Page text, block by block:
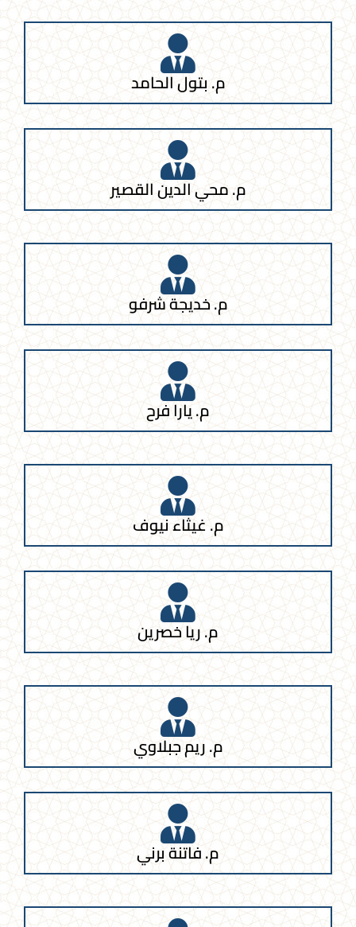
م. بتول الحامد
م. محي الدين القصير
م. خديجة شرفو
م. يارا فرح
م. غيثاء نيوف
م. ريا خصرين
م. ريم جبلاوي
م. فاتنة برني